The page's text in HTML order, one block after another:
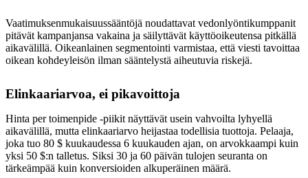
Vaatimuksenmukaisuussääntöjä noudattavat vedonlyöntikumppanit
pitävät kampanjansa vakaina ja säilyttävät käyttöoikeutensa pitkällä
aikavälillä. Oikeanlainen segmentointi varmistaa, että viesti tavoittaa
oikean kohdeyleisön ilman sääntelystä aiheutuvia riskejä.
Elinkaariarvoa, ei pikavoittoja
Hinta per toimenpide -piikit näyttävät usein vahvoilta lyhyellä
aikavälillä, mutta elinkaariarvo heijastaa todellisia tuottoja. Pelaaja,
joka tuo 80 $ kuukaudessa 6 kuukauden ajan, on arvokkaampi kuin
yksi 50 $:n talletus. Siksi 30 ja 60 päivän tulojen seuranta on
tärkeämpää kuin konversioiden alkuperäinen määrä.